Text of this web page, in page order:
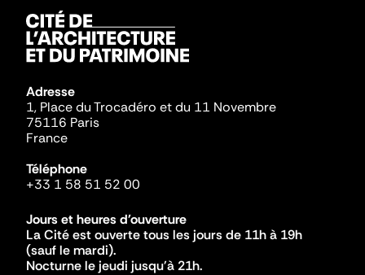
Adresse
1, Place du Trocadéro et du 11 Novembre
75116 Paris
France
Téléphone
+33 1 58 51 52 00
Jours et heures d'ouverture
La Cité est ouverte tous les jours de 11h à 19h
(sauf le mardi).
Nocturne le jeudi jusqu'à 21h.